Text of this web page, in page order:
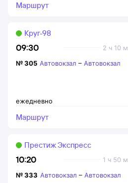
Маршрут
09:30 2 ч 10 м
Круг-98
ежедневно
№305 Автовокзал – Автовокзал
Маршрут
10:20 1 ч 50 м
Престиж Экспресс
№333 Автовокзал – Автовокзал